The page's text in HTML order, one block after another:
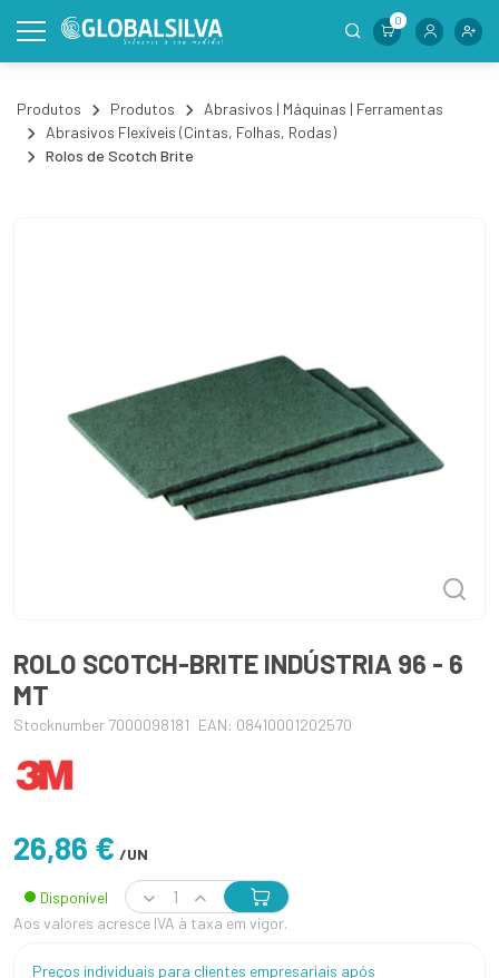
0
Produtos Produtos
Abrasivos | Máquinas | Ferramentas
Abrasivos Flexíveis (Cintas, Folhas, Rodas)
Rolos de Scotch Brite
ROLO SCOTCH-BRITE INDÚSTRIA 96 - 6
MT
Stocknumber 7000098181 EAN: 08410001202570
26,86 € /UN
Disponível
Aos valores acresce IVA à taxa em vigor.
Preços individuais para clientes empresariais após